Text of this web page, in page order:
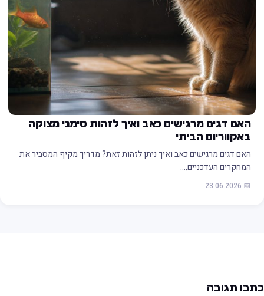
האם דגים מרגישים כאב ואיך לזהות סימני מצוקה
באקווריום הביתי
האם דגים מרגישים כאב ואיך ניתן לזהות זאת? מדריך מקיף המסביר את
המחקרים העדכניים,…
📅 23.06.2026
תגובה